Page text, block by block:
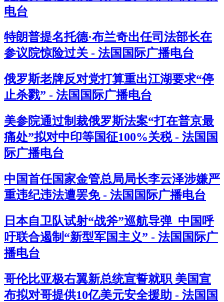
电台
特朗普提名托德·布兰奇出任司法部长在
参议院惊险过关 - 法国国际广播电台
俄罗斯老牌反对党打算重出江湖要求“停
止杀戮” - 法国国际广播电台
美参院通过制裁俄罗斯法案“打在普京最
痛处”拟对中印等国征100%关税 - 法国国
际广播电台
中国首任国家金管总局局长李云泽涉嫌严
重违纪违法遭罢免 - 法国国际广播电台
日本自卫队试射“战斧”巡航导弹 中国呼
吁联合遏制“新型军国主义” - 法国国际广
播电台
哥伦比亚极右翼新总统宣誓就职 美国宣
布拟对哥提供10亿美元安全援助 - 法国国